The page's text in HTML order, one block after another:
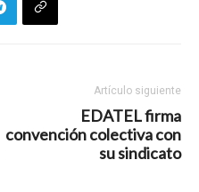
Artículo siguiente
EDATEL firma
convención colectiva con
su sindicato